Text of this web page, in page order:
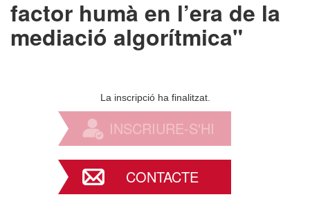
factor humà en l’era de la
mediació algorítmica"
La inscripció ha finalitzat.
INSCRIURE-S'HI
CONTACTE